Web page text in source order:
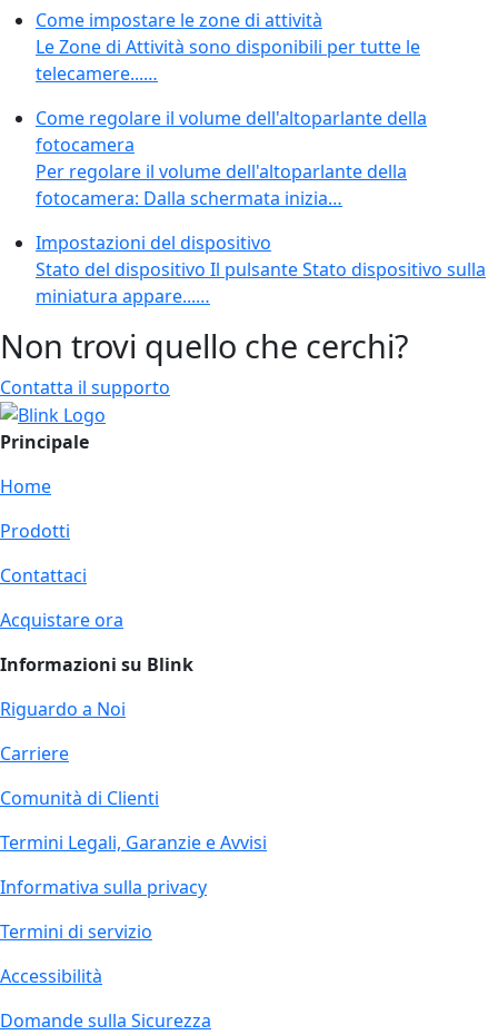
Come impostare le zone di attività
Le Zone di Attività sono disponibili per tutte le
telecamere...…
Come regolare il volume dell'altoparlante della
fotocamera
Per regolare il volume dell'altoparlante della
fotocamera: Dalla schermata inizia…
Impostazioni del dispositivo
Stato del dispositivo Il pulsante Stato dispositivo sulla
miniatura appare...…
Non trovi quello che cerchi?
Contatta il supporto
Principale
Home
Prodotti
Contattaci
Acquistare ora
Informazioni su Blink
Riguardo a Noi
Carriere
Comunità di Clienti
Termini Legali, Garanzie e Avvisi
Informativa sulla privacy
Termini di servizio
Accessibilità
Domande sulla Sicurezza